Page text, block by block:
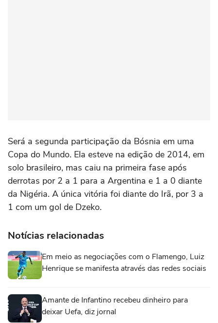
Será a segunda participação da Bósnia em uma
Copa do Mundo. Ela esteve na edição de 2014, em
solo brasileiro, mas caiu na primeira fase após
derrotas por 2 a 1 para a Argentina e 1 a 0 diante
da Nigéria. A única vitória foi diante do Irã, por 3 a
1 com um gol de Dzeko.
Notícias relacionadas
Em meio as negociações com o Flamengo, Luiz
Henrique se manifesta através das redes sociais
Amante de Infantino recebeu dinheiro para
deixar Uefa, diz jornal